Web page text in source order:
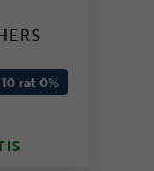
10 rat 0%